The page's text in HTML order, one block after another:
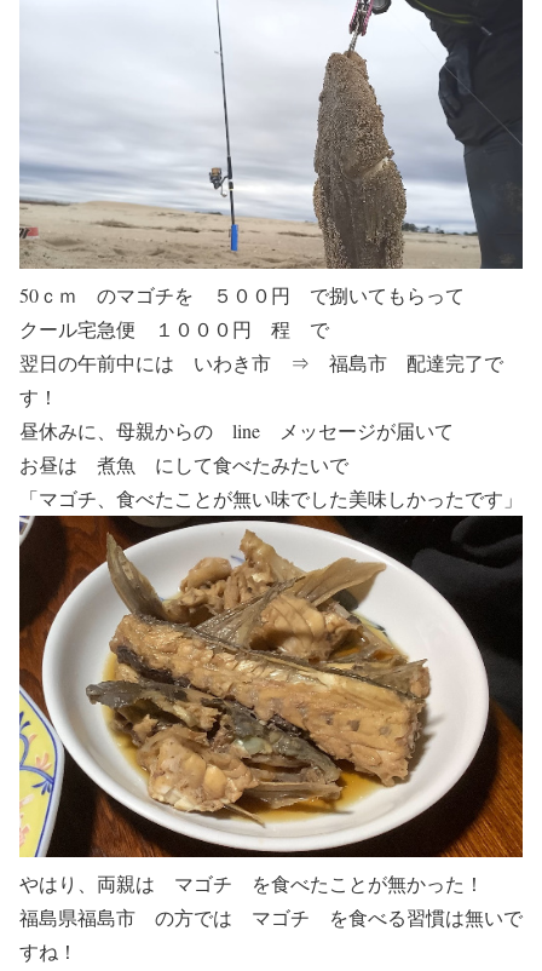
50ｃｍ のマゴチを ５００円 で捌いてもらって
クール宅急便 １０００円 程 で
翌日の午前中には いわき市 ⇒ 福島市 配達完了で
す！
昼休みに、母親からの line メッセージが届いて
お昼は 煮魚 にして食べたみたいで
「マゴチ、食べたことが無い味でした美味しかったです」
やはり、両親は マゴチ を食べたことが無かった！
福島県福島市 の方では マゴチ を食べる習慣は無いで
すね！